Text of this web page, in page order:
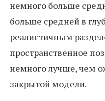
немного больше
больше средней в
реалистичным
пространственное
немного лучше, чем
закрытой модели.